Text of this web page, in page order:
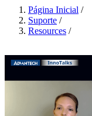
Página Inicial /
Suporte /
Resources /